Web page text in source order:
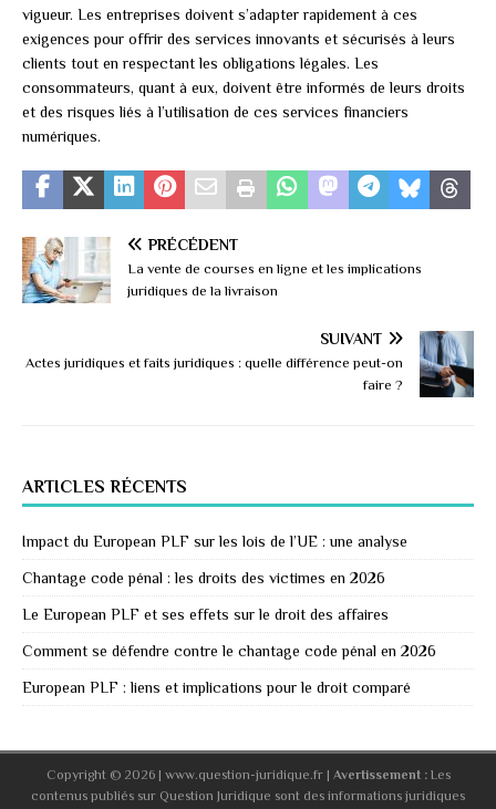
vigueur. Les entreprises doivent s’adapter rapidement à ces
exigences pour offrir des services innovants et sécurisés à leurs
clients tout en respectant les obligations légales. Les
consommateurs, quant à eux, doivent être informés de leurs droits
et des risques liés à l’utilisation de ces services financiers
numériques.
PRÉCÉDENT
La vente de courses en ligne et les implications
juridiques de la livraison
SUIVANT
Actes juridiques et faits juridiques : quelle différence peut-on
faire ?
ARTICLES RÉCENTS
Impact du European PLF sur les lois de l’UE : une analyse
Chantage code pénal : les droits des victimes en 2026
Le European PLF et ses effets sur le droit des affaires
Comment se défendre contre le chantage code pénal en 2026
European PLF : liens et implications pour le droit comparé
Copyright © 2026 | www.question-juridique.fr | Avertissement :Les
contenus publiés sur Question Juridique sont des informations juridiques